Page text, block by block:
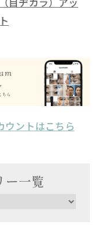
ウントはこちら
ー一覧